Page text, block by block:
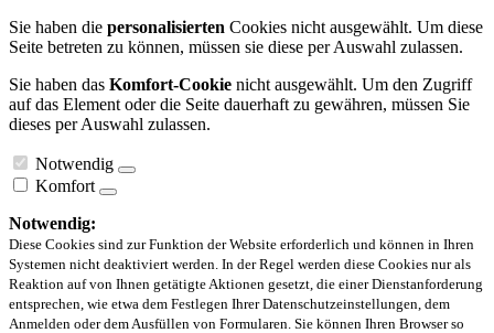
Sie haben die personalisierten Cookies nicht ausgewählt. Um diese
Seite betreten zu können, müssen sie diese per Auswahl zulassen.
Sie haben das Komfort-Cookie nicht ausgewählt. Um den Zugriff
auf das Element oder die Seite dauerhaft zu gewähren, müssen Sie
dieses per Auswahl zulassen.
Notwendig
Komfort
Notwendig:
Diese Cookies sind zur Funktion der Website erforderlich und können in Ihren
Systemen nicht deaktiviert werden. In der Regel werden diese Cookies nur als
Reaktion auf von Ihnen getätigte Aktionen gesetzt, die einer Dienstanforderung
entsprechen, wie etwa dem Festlegen Ihrer Datenschutzeinstellungen, dem
Anmelden oder dem Ausfüllen von Formularen. Sie können Ihren Browser so